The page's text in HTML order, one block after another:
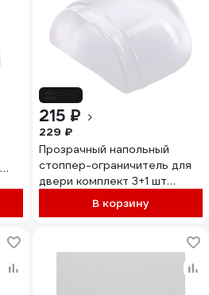
215 ₽
229 ₽
Прозрачный напольный
стоппер-ограничитель для
двери комплект 3+1 шт
BOOMHOUSE 701844
В корзину